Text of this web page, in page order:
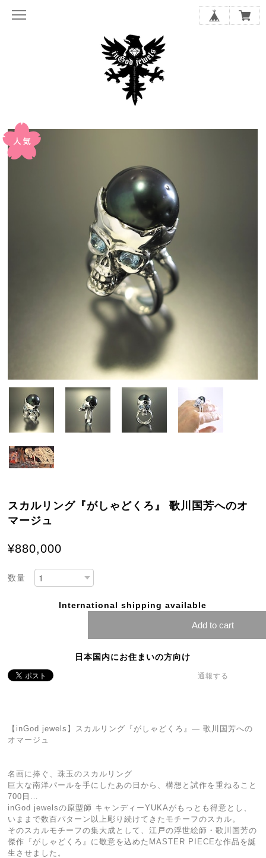
スカルリング『がしゃどくろ』 歌川国芳へのオ
マージュ
¥880,000
数量
International shipping available
Add to cart
日本国内にお住まいの方向け
通報する
【inGod jewels】スカルリング『がしゃどくろ』— 歌川国芳への
オマージュ
名画に捧ぐ、珠玉のスカルリング
巨大な南洋パールを手にしたあの日から、構想と試作を重ねること
700日…
inGod jewelsの原型師 キャンディーYUKAがもっとも得意とし、
いままで数百パターン以上彫り続けてきたモチーフのスカル。
そのスカルモチーフの集大成として、江戸の浮世絵師・歌川国芳の
傑作『がしゃどくろ』に敬意を込めたMASTER PIECEな作品を誕
生させました。